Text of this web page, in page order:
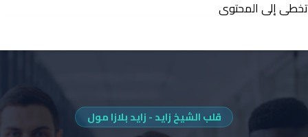
تخطي إلى المحتوى
عيادات دكتور كير بالشيخ زايد استشاريون في المسالك البولية
قلب الشيخ زايد - زايد بلازا مول